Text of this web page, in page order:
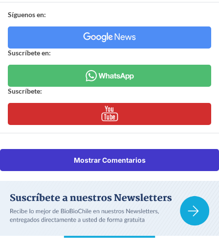
Síguenos en:
Suscríbete en:
Suscríbete:
Mostrar Comentarios